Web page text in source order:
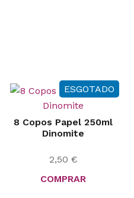
ESGOTADO
8 Copos Papel 250ml
Dinomite
2,50 €
COMPRAR